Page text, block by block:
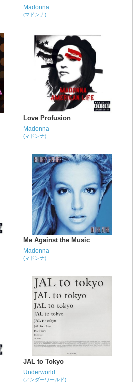
Madonna
(マドンナ)
Love Profusion
Madonna
(マドンナ)
Me Against the Music
Madonna
(マドンナ)
JAL to Tokyo
Underworld
(アンダーワールド)